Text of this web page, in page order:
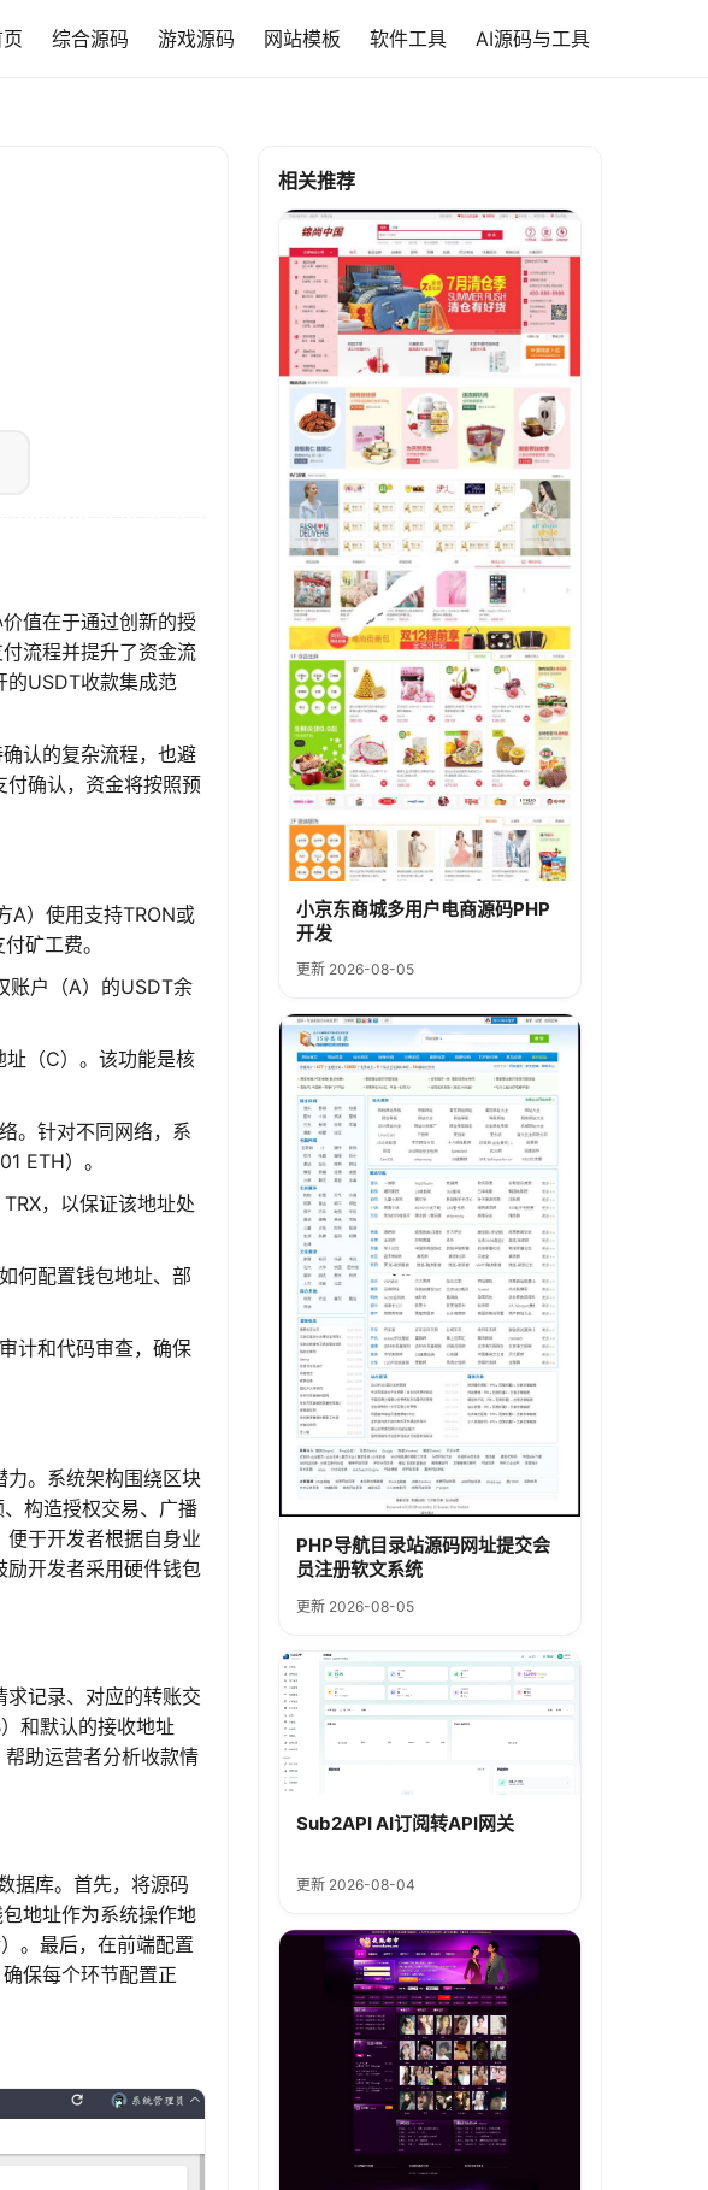
综合源码 游戏源码 网站模板 软件工具 AI源码与工具
值在于通过创新的授
流程并提升了资金流
的USDT收款集成范
认的复杂流程，也避
付确认，资金将按照预
A）使用支持TRON或
矿工费。
账户（A）的USDT余
（C）。该功能是核
。针对不同网络，系
ETH）。
，以保证该地址处
何配置钱包地址、部
计和代码审查，确保
力。系统架构围绕区块
构造授权交易、广播
于开发者根据自身业
励开发者采用硬件钱包
记录、对应的转账交
和默认的接收地址
助运营者分析收款情
据库。首先，将源码
地址作为系统操作地
。最后，在前端配置
保每个环节配置正
相关推荐
小京东商城多用户电商源码PHP
开发
更新 2026-08-05
PHP导航目录站源码网址提交会
员注册软文系统
更新 2026-08-05
Sub2API AI订阅转API网关
更新 2026-08-04